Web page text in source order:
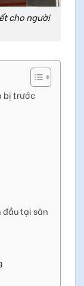
cho người
bị trước
đầu tại sân